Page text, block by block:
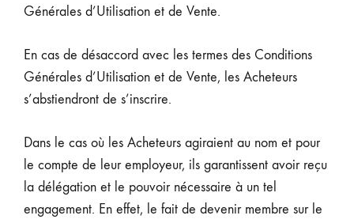
Générales d’Utilisation et de Vente.
En cas de désaccord avec les termes des Conditions
Générales d’Utilisation et de Vente, les Acheteurs
s’abstiendront de s’inscrire.
Dans le cas où les Acheteurs agiraient au nom et pour
le compte de leur employeur, ils garantissent avoir reçu
la délégation et le pouvoir nécessaire à un tel
engagement. En effet, le fait de devenir membre sur le